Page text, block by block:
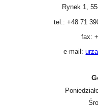
Rynek 1,
tel.: +48 71
fax:
e-mail: